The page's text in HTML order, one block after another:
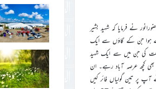
حضورانور نے فرمایا کہ شہید بشیر
سے ہوا جن کے گاؤں سے ایک
کی جن میں سے ایک شہید
بھی کچھ عرصہ آباد رہے۔ ان
میں سے ایک نے آپ پر تین گولیاں فائر کیں